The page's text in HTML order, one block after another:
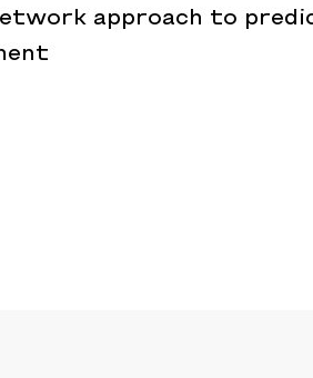
approach to